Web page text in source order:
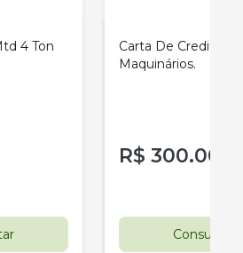
4 Ton
Carta De Credito
Maquinários.
R$ 300.000
Consultar